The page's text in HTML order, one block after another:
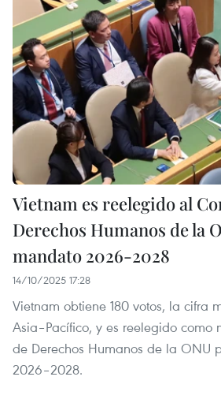
Vietnam es reelegido al
Derechos Humanos de la
mandato 2026-2028
14/10/2025 17:28
Vietnam obtiene 180 votos, la cifra
Asia–Pacífico, y es reelegido como
de Derechos Humanos de la ONU
2026–2028.